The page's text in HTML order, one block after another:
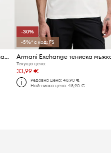
Armani Exchange тениска мъжка памучна
-30%
-5%* с код: FS
Текуща цена:
33,99 €
Редовна цена: 48,90 €
Най-ниска цена: 48,90 €